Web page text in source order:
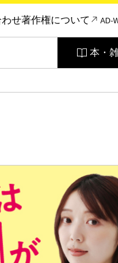
わせ著作権について AD-
本・